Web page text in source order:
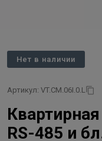
Нет в наличии
Артикул: VT.CM.06I.0.L
RS-485 и